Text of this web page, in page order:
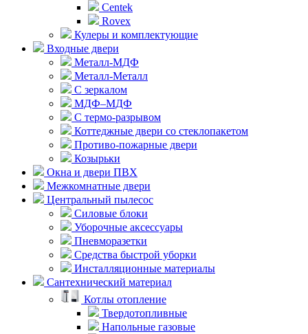
Centek
Rovex
Кулеры и комплектующие
Входные двери
Металл-МДФ
Металл-Металл
С зеркалом
МДФ–МДФ
С термо-разрывом
Коттеджные двери со стеклопакетом
Противо-пожарные двери
Козырьки
Окна и двери ПВХ
Межкомнатные двери
Центральный пылесос
Силовые блоки
Уборочные аксессуары
Пневморазетки
Средства быстрой уборки
Инсталляционные материалы
Сантехнический материал
Котлы отопление
Твердотопливные
Напольные газовые